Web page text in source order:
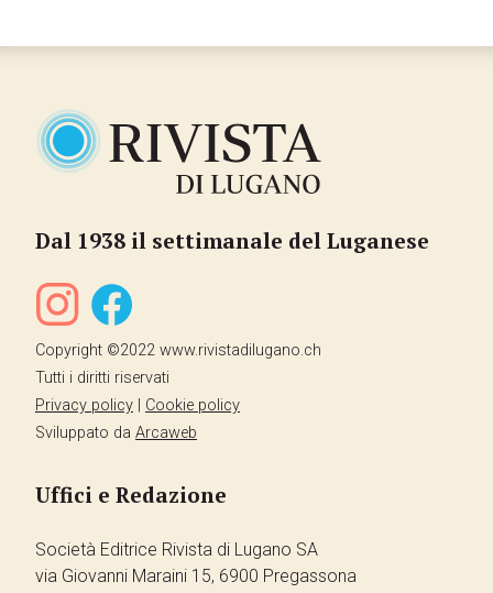
Dal 1938 il settimanale del Luganese
Copyright ©2022 www.rivistadilugano.ch
Tutti i diritti riservati
Privacy policy
Cookie policy
Sviluppato da Arcaweb
Uffici e Redazione
Società Editrice Rivista di Lugano SA
via Giovanni Maraini 15, 6900 Pregassona